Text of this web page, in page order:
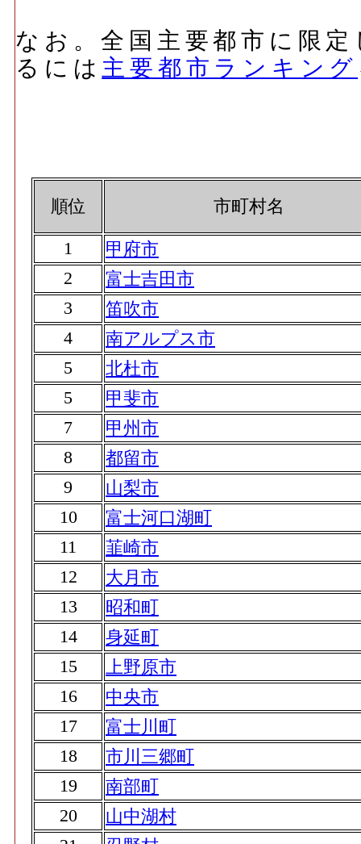
なお。全国主要都市に限
るには 主要都市ランキング
順位 市町村名
1
甲府市
2
富士吉田市
3
笛吹市
4
南アルプス市
5
北杜市
5
甲斐市
7
甲州市
8
都留市
9
山梨市
10
富士河口湖町
11
韮崎市
12
大月市
13
昭和町
14
身延町
15
上野原市
16
中央市
17
富士川町
18
市川三郷町
19
南部町
20
山中湖村